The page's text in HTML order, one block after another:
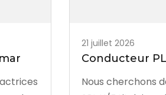
21 juillet 2026
Conducteur
Nous cherchons